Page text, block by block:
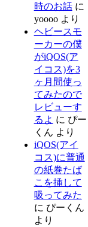
時のお話に
yooooより
ヘビースモ
ーカーの僕
がiQOS(ア
イコス)を3
ヶ月間使っ
てみたので
レビューす
るよ に ぴー
くん より
iQOS(アイ
コス)に普通
の紙巻たば
こを挿して
吸ってみた
に ぴーくん
より